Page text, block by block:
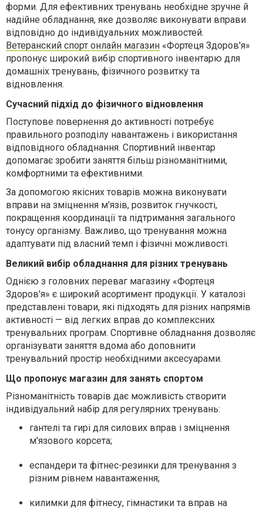
форми. Для ефективних тренувань необхідне зручне й
надійне обладнання, яке дозволяє виконувати вправи
відповідно до індивідуальних можливостей.
Ветеранский спорт онлайн магазин «Фортеця Здоров'я»
пропонує широкий вибір спортивного інвентарю для
домашніх тренувань, фізичного розвитку та
відновлення.
Сучасний підхід до фізичного відновлення
Поступове повернення до активності потребує
правильного розподілу навантажень і використання
відповідного обладнання. Спортивний інвентар
допомагає зробити заняття більш різноманітними,
комфортними та ефективними.
За допомогою якісних товарів можна виконувати
вправи на зміцнення м'язів, розвиток гнучкості,
покращення координації та підтримання загального
тонусу організму. Важливо, що тренування можна
адаптувати під власний темп і фізичні можливості.
Великий вибір обладнання для різних тренувань
Однією з головних переваг магазину «Фортеця
Здоров'я» є широкий асортимент продукції. У каталозі
представлені товари, які підходять для різних напрямів
активності — від легких вправ до комплексних
тренувальних програм. Спортивне обладнання дозволяє
організувати заняття вдома або доповнити
тренувальний простір необхідними аксесуарами.
Що пропонує магазин для занять спортом
Різноманітність товарів дає можливість створити
індивідуальний набір для регулярних тренувань:
гантелі та гирі для силових вправ і зміцнення
м'язового корсета;
еспандери та фітнес-резинки для тренування з
різним рівнем навантаження;
килимки для фітнесу, гімнастики та вправ на